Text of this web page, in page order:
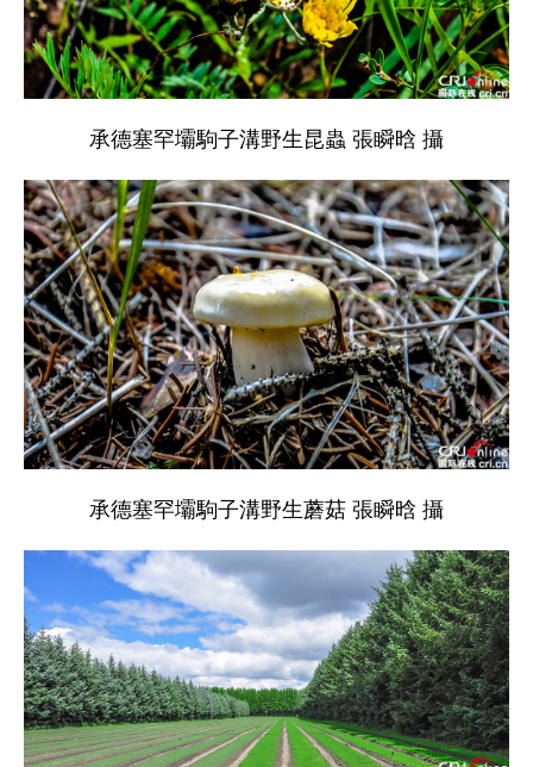
承德塞罕壩駒子溝野生昆蟲 張瞬晗 攝
承德塞罕壩駒子溝野生蘑菇 張瞬晗 攝